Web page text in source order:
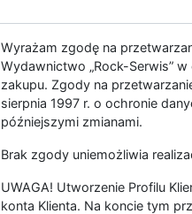
Wyrażam zgodę na
Wydawnictwo „Rock-Serwis”
zakupu. Zgody na
sierpnia 1997 r. o ochronie
późniejszymi zmianami.
Brak zgody uniemożliwia
UWAGA! Utworzenie Profilu
konta Klienta. Na koncie tym